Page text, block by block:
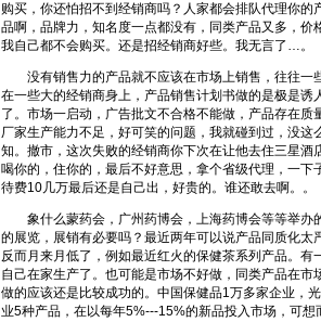
购买，你还怕招不到经销商吗？人家都会排队代理你
品啊，品牌力，知名度一点都没有，同类产品又多，价
我自己都不会购买。还是招经销商好些。我无言了…。
没有销售力的产品就不应该在市场上销售，往往一
在一些大的经销商身上，产品销售计划书做的是极是
了。市场一启动，广告批文不合格不能做，产品存在
厂家生产能力不足，好可笑的问题，我就碰到过，没
知。撤市，这次失败的经销商你下次在让他去住三星酒
喝你的，住你的，最后不好意思，拿个省级代理，一
待费10几万最后还是自己出，好贵的。谁还敢去啊。。
象什么蒙药会，广州药博会，上海药博会等等举办
的展览，展销有必要吗？最近两年可以说产品同质化太
反而月来月低了，例如最近红火的保健茶系列产品。
自己在家生产了。也可能是市场不好做，同类产品在市
做的应该还是比较成功的。中国保健品1万多家企业，
业5种产品，在以每年5%---15%的新品投入市场，可